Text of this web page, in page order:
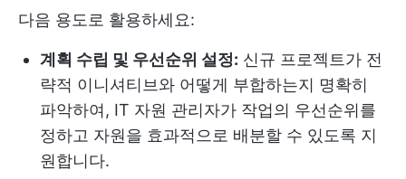
다음 용도로 활용하세요:
계획 수립 및 우선순위 설정: 신규 프로젝트가 전
략적 이니셔티브와 어떻게 부합하는지 명확히
파악하여, IT 자원 관리자가 작업의 우선순위를
정하고 자원을 효과적으로 배분할 수 있도록 지
원합니다.